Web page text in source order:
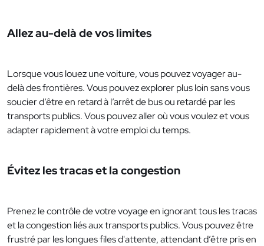
Allez au-delà de vos limites
Lorsque vous louez une voiture, vous pouvez voyager au-
delà des frontières. Vous pouvez explorer plus loin sans vous
soucier d’être en retard à l’arrêt de bus ou retardé par les
transports publics. Vous pouvez aller où vous voulez et vous
adapter rapidement à votre emploi du temps.
Évitez les tracas et la congestion
Prenez le contrôle de votre voyage en ignorant tous les tracas
et la congestion liés aux transports publics. Vous pouvez être
frustré par les longues files d'attente, attendant d’être pris en